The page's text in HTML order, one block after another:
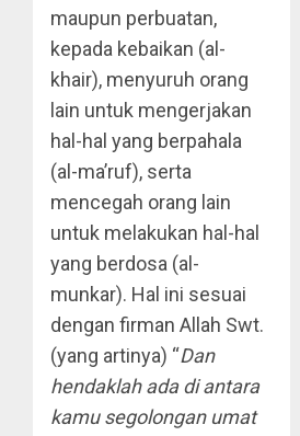
maupun perbuatan,
kepada kebaikan (al-
khair), menyuruh orang
lain untuk mengerjakan
hal-hal yang berpahala
(al-ma’ruf), serta
mencegah orang lain
untuk melakukan hal-hal
yang berdosa (al-
munkar). Hal ini sesuai
dengan firman Allah Swt.
(yang artinya) “Dan
hendaklah ada di antara
kamu segolongan umat